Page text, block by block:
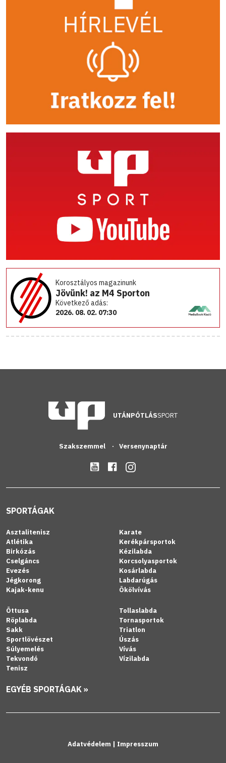
Korosztályos magazinunk
Jövünk! az M4 Sporton
Következő adás:
2026. 08. 02. 07:30
UTÁNPÓTLÁSSPORT
Szakszemmel Versenynaptár
SPORTÁGAK
Asztalitenisz
Atlétika
Birkózás
Cselgáncs
Evezés
Jégkorong
Kajak-kenu
Karate
Kerékpársportok
Kézilabda
Korcsolyasportok
Kosárlabda
Labdarúgás
Ökölvívás
Öttusa
Röplabda
Sakk
Sportlövészet
Súlyemelés
Tekvondó
Tenisz
Tollaslabda
Tornasportok
Triatlon
Úszás
Vívás
Vízilabda
EGYÉB SPORTÁGAK »
Adatvédelem | Impresszum